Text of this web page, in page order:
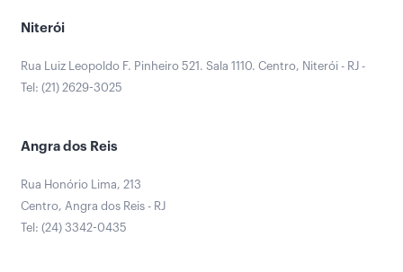
Niterói
Rua Luiz Leopoldo F. Pinheiro 521. Sala 1110. Centro, Niterói - RJ -
Tel: (21) 2629-3025
Angra dos Reis
Rua Honório Lima, 213
Centro, Angra dos Reis - RJ
Tel: (24) 3342-0435